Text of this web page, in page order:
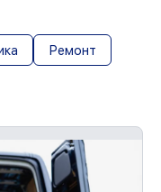
Ремонт